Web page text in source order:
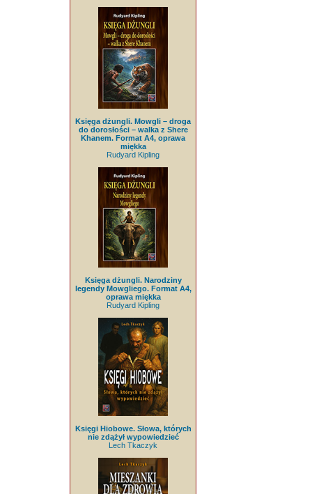
Księga dżungli. Mowgli – droga
do dorosłości – walka z Shere
Khanem. Format A4, oprawa
miękka
Rudyard Kipling
Księga dżungli. Narodziny
legendy Mowgliego. Format A4,
oprawa miękka
Rudyard Kipling
Księgi Hiobowe. Słowa, których
nie zdążył wypowiedzieć
Lech Tkaczyk